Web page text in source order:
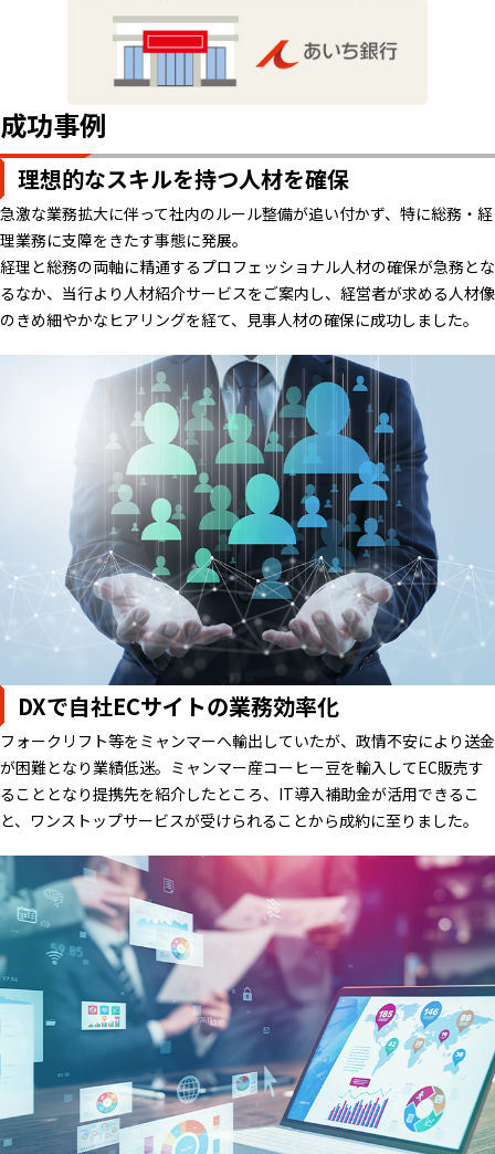
成功事例
理想的なスキルを持つ人材を確保
急激な業務拡大に伴って社内のルール整備が追い付かず、特に総務・経
理業務に支障をきたす事態に発展。
経理と総務の両軸に精通するプロフェッショナル人材の確保が急務とな
るなか、当行より人材紹介サービスをご案内し、経営者が求める人材像
のきめ細やかなヒアリングを経て、見事人材の確保に成功しました。
DXで自社ECサイトの業務効率化
フォークリフト等をミャンマーへ輸出していたが、政情不安により送金
が困難となり業績低迷。ミャンマー産コーヒー豆を輸入してEC販売す
ることとなり提携先を紹介したところ、IT導入補助金が活用できるこ
と、ワンストップサービスが受けられることから成約に至りました。